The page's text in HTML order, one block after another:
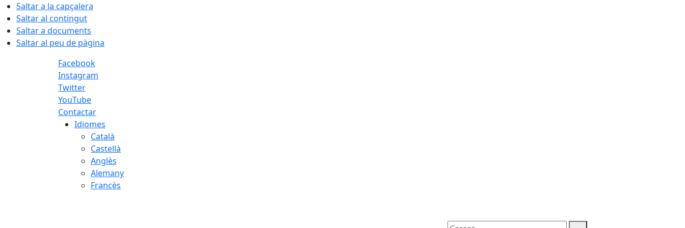
Saltar a la capçalera
Saltar al contingut
Saltar a documents
Saltar al peu de pàgina
Facebook
Instagram
Twitter
YouTube
Contactar
Idiomes
Català
Castellà
Anglès
Alemany
Francès